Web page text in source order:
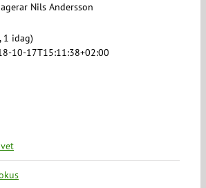
Nils Andersson
1 idag)
10-17T15:11:38+02:00